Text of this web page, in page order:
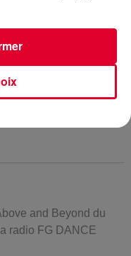
and Beyond du
radio FG DANCE